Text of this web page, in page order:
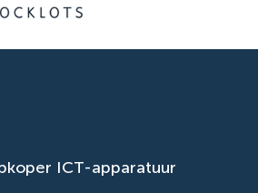
ICT-apparatuur